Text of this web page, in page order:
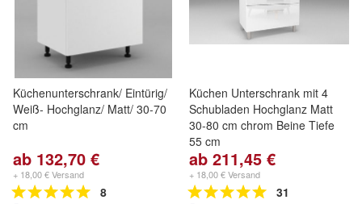
Küchenunterschrank/ Eintürig/
Weiß- Hochglanz/ Matt/ 30-70
cm
ab 132,70 €
+ 18,00 € Versand
8
Küchen Unterschrank mit 4
Schubladen Hochglanz Matt
30-80 cm chrom Beine Tiefe
55 cm
ab 211,45 €
+ 18,00 € Versand
31